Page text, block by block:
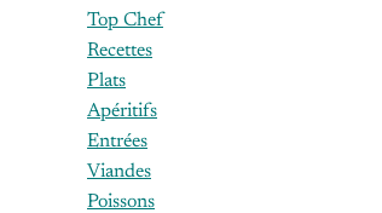
Top Chef
Recettes
Plats
Apéritifs
Entrées
Viandes
Poissons